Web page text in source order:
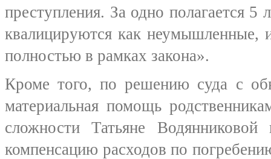
преступления. За одно полагается 5
квалицируются как неумышленные,
полностью в рамках закона».
Кроме того, по решению суда с
материальная помощь
сложности Татьяне
компенсацию расходов по